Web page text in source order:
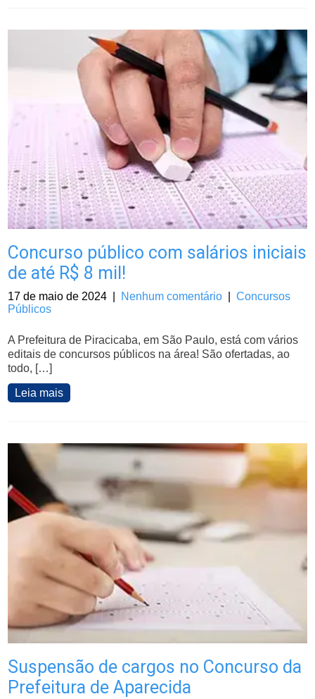
Concurso público com salários iniciais
de até R$ 8 mil!
17 de maio de 2024 Nenhum comentário |Concursos
Públicos
A Prefeitura de Piracicaba, em São Paulo, está com vários
editais de concursos públicos na área! São ofertadas, ao
todo, […]
Leia mais
Suspensão de cargos no Concurso da
Prefeitura de Aparecida